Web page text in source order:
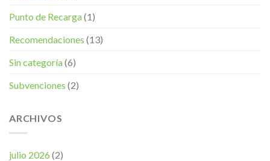
Punto de Recarga(1)
Recomendaciones (13)
Sin categoría(6)
Subvenciones (2)
ARCHIVOS
julio 2026 (2)